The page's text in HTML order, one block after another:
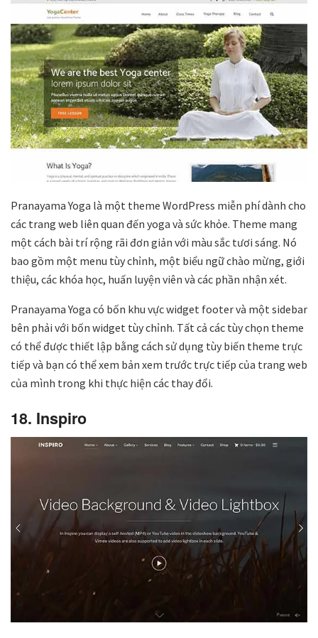
Pranayama Yoga là một theme WordPress miễn phí dành cho
các trang web liên quan đến yoga và sức khỏe. Theme mang
một cách bài trí rộng rãi đơn giản với màu sắc tươi sáng. Nó
bao gồm một menu tùy chỉnh, một biểu ngữ chào mừng, giới
thiệu, các khóa học, huấn luyện viên và các phần nhận xét.
Pranayama Yoga có bốn khu vực widget footer và một sidebar
bên phải với bốn widget tùy chỉnh. Tất cả các tùy chọn theme
có thể được thiết lập bằng cách sử dụng tùy biến theme trực
tiếp và bạn có thể xem bản xem trước trực tiếp của trang web
của mình trong khi thực hiện các thay đổi.
18. Inspiro